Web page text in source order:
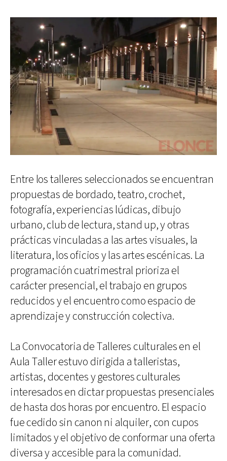
Entre los talleres seleccionados se encuentran
propuestas de bordado, teatro, crochet,
fotografía, experiencias lúdicas, dibujo
urbano, club de lectura, stand up, y otras
prácticas vinculadas a las artes visuales, la
literatura, los oficios y las artes escénicas. La
programación cuatrimestral prioriza el
carácter presencial, el trabajo en grupos
reducidos y el encuentro como espacio de
aprendizaje y construcción colectiva.
La Convocatoria de Talleres culturales en el
Aula Taller estuvo dirigida a talleristas,
artistas, docentes y gestores culturales
interesados en dictar propuestas presenciales
de hasta dos horas por encuentro. El espacio
fue cedido sin canon ni alquiler, con cupos
limitados y el objetivo de conformar una oferta
diversa y accesible para la comunidad.